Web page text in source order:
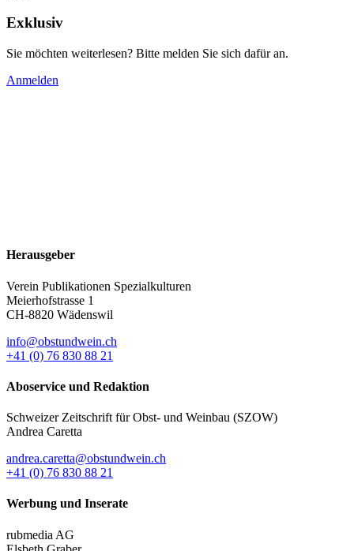
Exklusiv
Sie möchten weiterlesen? Bitte melden Sie sich dafür an.
Anmelden
Herausgeber
Verein Publikationen Spezialkulturen
Meierhofstrasse 1
CH-8820 Wädenswil
info@obstundwein.ch
+41 (0) 76 830 88 21
Aboservice und Redaktion
Schweizer Zeitschrift für Obst- und Weinbau (SZOW)
Andrea Caretta
andrea.caretta@obstundwein.ch
+41 (0) 76 830 88 21
Werbung und Inserate
rubmedia AG